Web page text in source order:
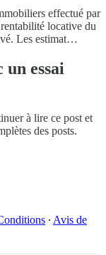
effectué par
locative du
Les estimat…
essai
à lire ce post et
des posts.
∙ Avis de